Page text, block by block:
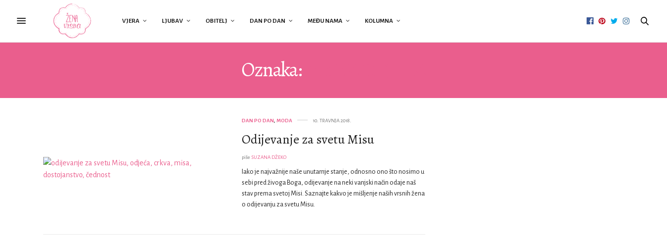
VJERA LJUBAV OBITELJ DAN PO DAN MEĐU NAMA KOLUMNA
Oznaka:
DAN PO DAN, MODA 10. TRAVNJA 2018.
Odijevanje za svetu Misu
piše SUZANA DŽEKO
Iako je najvažnije naše unutarnje stanje, odnosno ono što nosimo u
sebi pred živoga Boga, odijevanje na neki vanjski način odaje naš
stav prema svetoj Misi. Saznajte kakvo je mišljenje naših vrsnih žena
o odijevanju za svetu Misu.